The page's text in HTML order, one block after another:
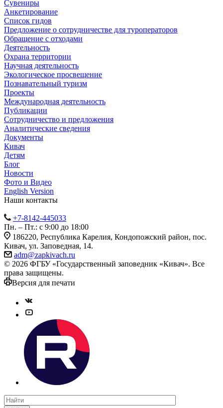
Сувениры
Анкетирование
Список гидов
Предложение о сотрудничестве для туроператоров
Обращение с отходами
Деятельность
Охрана территории
Научная деятельность
Экологическое просвещение
Познавательный туризм
Проекты
Международная деятельность
Публикации
Сотрудничество и предложения
Аналитические сведения
Документы
Кивач
Детям
Блог
Новости
Фото и Видео
English Version
Наши контакты
+7-8142-445033
Пн. – Пт.: с 9:00 до 18:00
186220, Республика Карелия, Кондопожский район, пос.
Кивач, ул. Заповедная, 14.
adm@zapkivach.ru
© 2026 ФГБУ «Государственный заповедник «Кивач». Все
права защищены.
Версия для печати